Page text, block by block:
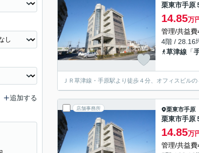
栗東市手原
14.85万
管理/共益
4階 / 28.16
草津線 「
ＪＲ草津線・手原駅より徒歩４分、オフィスビル
店舗事務所 栗東市手原
栗東市手原
14.85万
管理/共益
追加する